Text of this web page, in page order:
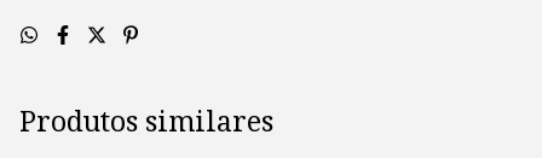
Produtos similares